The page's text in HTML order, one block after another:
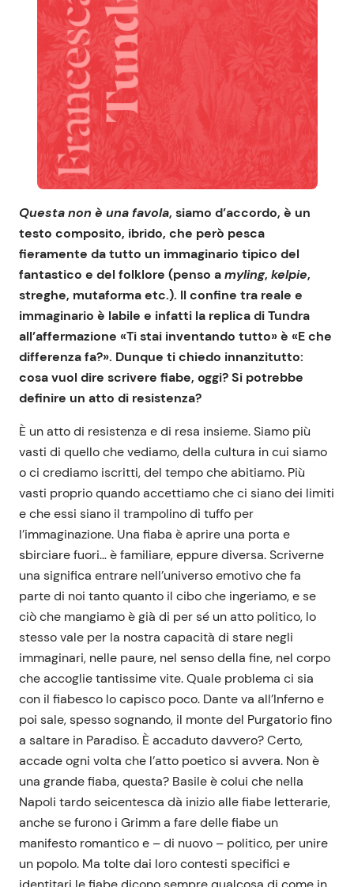
Questa non è una favola, siamo d’accordo, è un
testo composito, ibrido, che però pesca
fieramente da tutto un immaginario tipico del
fantastico e del folklore (penso amyling, kelpie,
streghe, mutaforma etc.). Il confine tra reale e
immaginario è labile e infatti la replica di Tundra
all’affermazione «Ti stai inventando tutto» è «E che
differenza fa?». Dunque ti chiedo innanzitutto:
cosa vuol dire scrivere fiabe, oggi? Si potrebbe
definire un atto di resistenza?
È un atto di resistenza e di resa insieme. Siamo più
vasti di quello che vediamo, della cultura in cui siamo
o ci crediamo iscritti, del tempo che abitiamo. Più
vasti proprio quando accettiamo che ci siano dei limiti
e che essi siano il trampolino di tuffo per
l’immaginazione. Una fiaba è aprire una porta e
sbirciare fuori… è familiare, eppure diversa. Scriverne
una significa entrare nell’universo emotivo che fa
parte di noi tanto quanto il cibo che ingeriamo, e se
ciò che mangiamo è già di per sé un atto politico, lo
stesso vale per la nostra capacità di stare negli
immaginari, nelle paure, nel senso della fine, nel corpo
che accoglie tantissime vite. Quale problema ci sia
con il fiabesco lo capisco poco. Dante va all’Inferno e
poi sale, spesso sognando, il monte del Purgatorio fino
a saltare in Paradiso. È accaduto davvero? Certo,
accade ogni volta che l’atto poetico si avvera. Non è
una grande fiaba, questa? Basile è colui che nella
Napoli tardo seicentesca dà inizio alle fiabe letterarie,
anche se furono i Grimm a fare delle fiabe un
manifesto romantico e – di nuovo – politico, per unire
un popolo. Ma tolte dai loro contesti specifici e